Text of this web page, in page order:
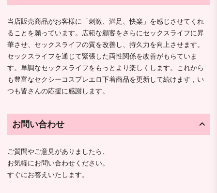
当店販売商品がお客様に「刺激、満足、快楽」を感じさせてくれ
ることを願っています。広範な顧客をさらにセックスライフに昇
華させ、セックスライフの質を改善し、持久力を向上させます。
セックスライフを通じて緊張した両性関係を改善がもらていま
す。単調なセックスライフをもっとより楽しくします。これから
も豊富なセクシーコスプレエロ下着商品を更新して続けます，い
つも皆さんの応援に感謝します。
お問い合わせ
ご質問やご意見がありましたら、
お気軽にお問い合わせください。
すぐにお答えいたします。